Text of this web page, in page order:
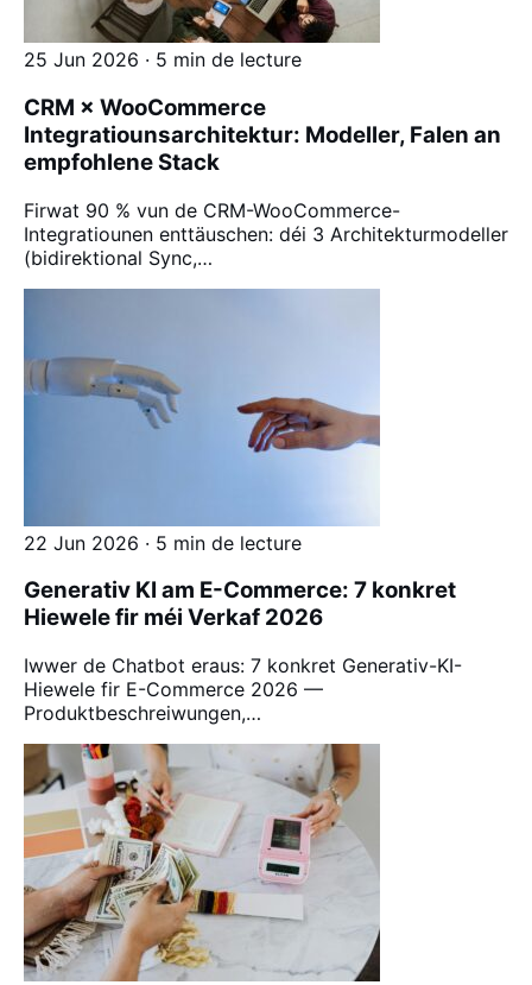
25 Jun 2026 · 5 min de lecture
CRM × WooCommerce
Integratiounsarchitektur: Modeller, Falen an
empfohlene Stack
Firwat 90 % vun de CRM-WooCommerce-
Integratiounen enttäuschen: déi 3 Architekturmodeller
(bidirektional Sync,…
22 Jun 2026 · 5 min de lecture
Generativ KI am E-Commerce: 7 konkret
Hiewele fir méi Verkaf 2026
Iwwer de Chatbot eraus: 7 konkret Generativ-KI-
Hiewele fir E-Commerce 2026 —
Produktbeschreiwungen,…